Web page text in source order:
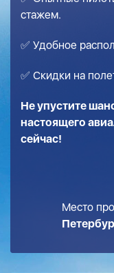
стажем.
✅ Удобное
✅ Скидки на
Не упустите
настоящего
сейчас!
Место